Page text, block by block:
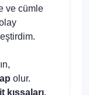
ve cümle
olur.
kıssaları,